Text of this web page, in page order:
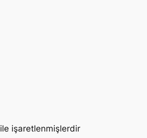
ile işaretlenmişlerdir